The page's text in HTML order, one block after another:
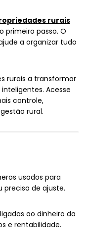
rurais
primeiro passo. O
a organizar tudo
rurais a transformar
Acesse
controle,
rural.
usados para
precisa de ajuste.
ao dinheiro da
e rentabilidade.